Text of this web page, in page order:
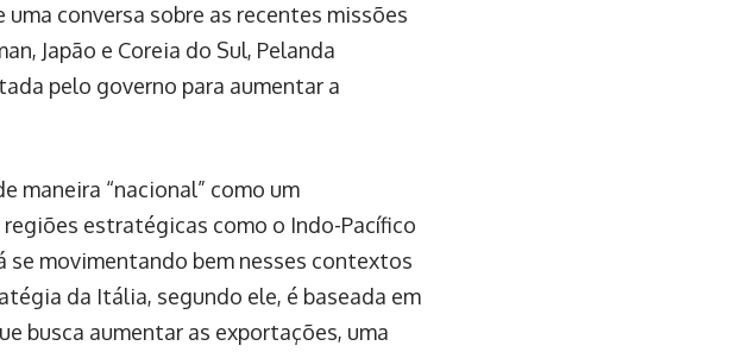
conversa sobre as recentes missões
Japão e Coreia do Sul, Pelanda
pelo governo para aumentar a
maneira “nacional” como um
estratégicas como o Indo-Pacífico
se movimentando bem nesses contextos
da Itália, segundo ele, é baseada em
busca aumentar as exportações, uma